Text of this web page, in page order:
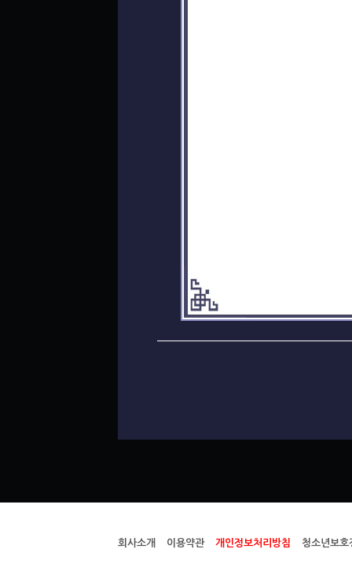
회사소개 이용약관 개인정보처리방침 청소년보호